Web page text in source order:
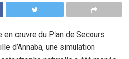
en œuvre du Plan de Secours
d’Annaba, une simulation